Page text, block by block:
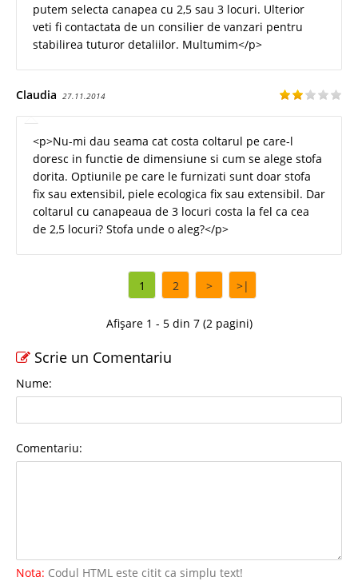
putem selecta canapea cu 2,5 sau 3 locuri. Ulterior
veti fi contactata de un consilier de vanzari pentru
stabilirea tuturor detaliilor. Multumim</p>
Claudia 27.11.2014
<p>Nu-mi dau seama cat costa coltarul pe care-l
doresc in functie de dimensiune si cum se alege stofa
dorita. Optiunile pe care le furnizati sunt doar stofa
fix sau extensibil, piele ecologica fix sau extensibil. Dar
coltarul cu canapeaua de 3 locuri costa la fel ca cea
de 2,5 locuri? Stofa unde o aleg?</p>
1 2 > >|
Afișare 1 - 5 din 7 (2 pagini)
Scrie un Comentariu
Nume:
Comentariu:
Nota: Codul HTML este citit ca simplu text!